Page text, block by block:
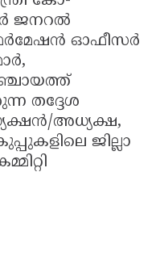
ജനറൽ
ഓഫീസർ
തദ്ദേശ
അധ്യക്ഷ,
ജില്ലാ